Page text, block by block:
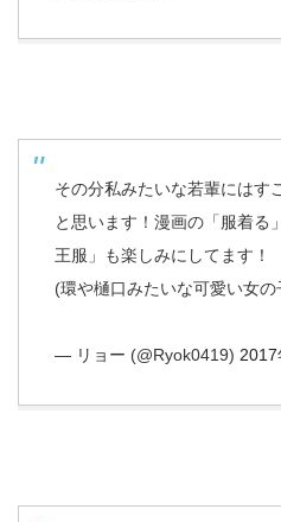
その分私みたいな若輩にはす
と思います！漫画の「服着る
王服」も楽しみにしてます！
(環や樋口みたいな可愛い女
— リョー (@Ryok0419) 2017